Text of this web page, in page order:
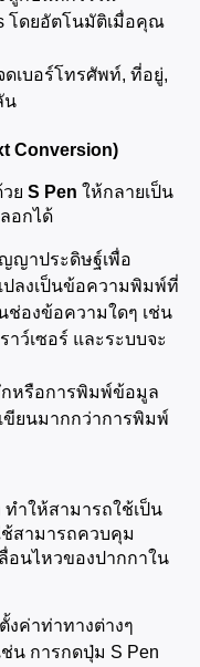
โดยอัตโนมัติเมื่อคุณ
ดเบอร์โทรศัพท์, ที่อยู่,
น
Conversion)
ย S Pen ให้กลายเป็น
อกได้
ญาประดิษฐ์เพื่อ
ลงเป็นข้อความพิมพ์ที่
องข้อความใดๆ เช่น
าว์เซอร์ และระบบจะ
หรือการพิมพ์ข้อมูล
ขียนมากกว่าการพิมพ์
ำให้สามารถใช้เป็น
สามารถควบคุม
อนไหวของปากกาใน
งค่าท่าทางต่างๆ
น การกดปุ่ม S Pen